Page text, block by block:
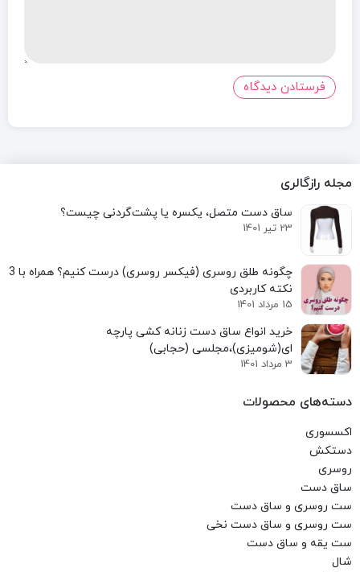
مجله رازگالری
ساق دست متصل، یکسره یا پشت‌گردنی چیست؟
23 تیر 1401
نکته کاربردی
15 مرداد 1401
خرید انواع ساق دست زنانه کشی پارچه
ای(شومیزی)،مجلسی (حجابی)
3 مرداد 1401
دسته‌های محصولات
اکسسوری
دستکش
روسری
ساق دست
ست روسری و ساق دست
ست روسری و ساق دست نخی
ست یقه و ساق دست
شال